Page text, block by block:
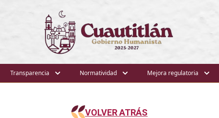
Transparencia Normatividad Mejora regulatoria
VOLVER ATRÁS